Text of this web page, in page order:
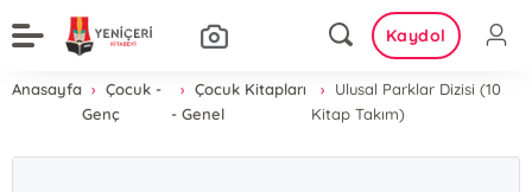
Kaydol
Anasayfa
Çocuk -
Genç
Çocuk Kitapları
- Genel
Ulusal Parklar Dizisi (10
Kitap Takım)